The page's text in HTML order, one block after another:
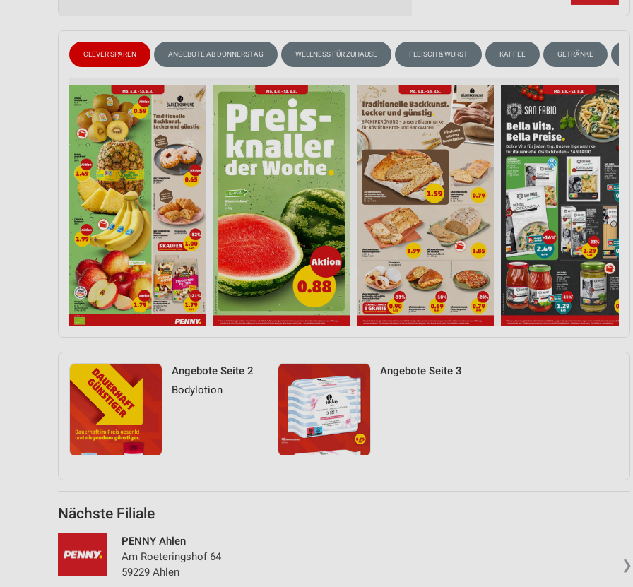
CLEVER SPAREN ANGEBOTE AB DONNERSTAG WELLNESS FÜR ZUHAUSE FLEISCH & WURST KAFFEE GETRÄNKE
Angebote Seite 2
Bodylotion
Angebote Seite 3
Nächste Filiale
❯
PENNY Ahlen
Am Roeteringshof 64
59229 Ahlen